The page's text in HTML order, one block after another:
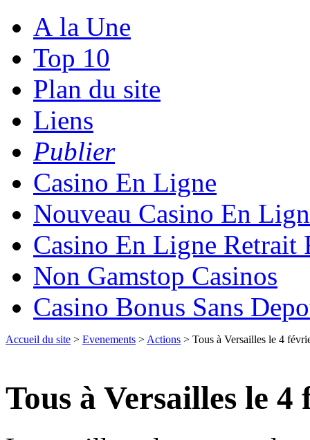
A la Une
Top 10
Plan du site
Liens
Publier
Casino En Ligne
Nouveau Casino En
Casino En Ligne Retrait
Non Gamstop Casinos
Casino Bonus Sans
Accueil du site > Evenements > Actions > Tous à Versailles le 4
Tous à Versailles le